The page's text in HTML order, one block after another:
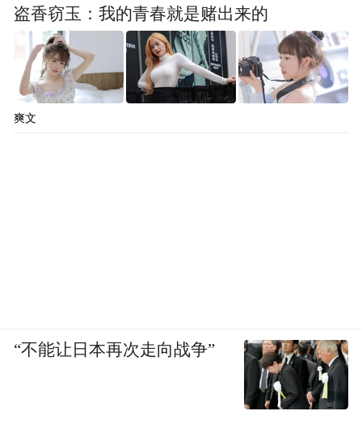
盗香窃玉：我的青春就是赌出来的
爽文
“不能让日本再次走向战争”